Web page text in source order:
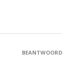
BEANTWOORD